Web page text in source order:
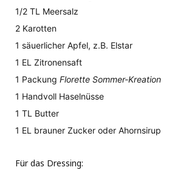
1/2 TL Meersalz
2 Karotten
1 säuerlicher Apfel, z.B. Elstar
1 EL Zitronensaft
1 Packung Florette Sommer-Kreation
1 Handvoll Haselnüsse
1 TL Butter
1 EL brauner Zucker oder Ahornsirup
Für das Dressing: